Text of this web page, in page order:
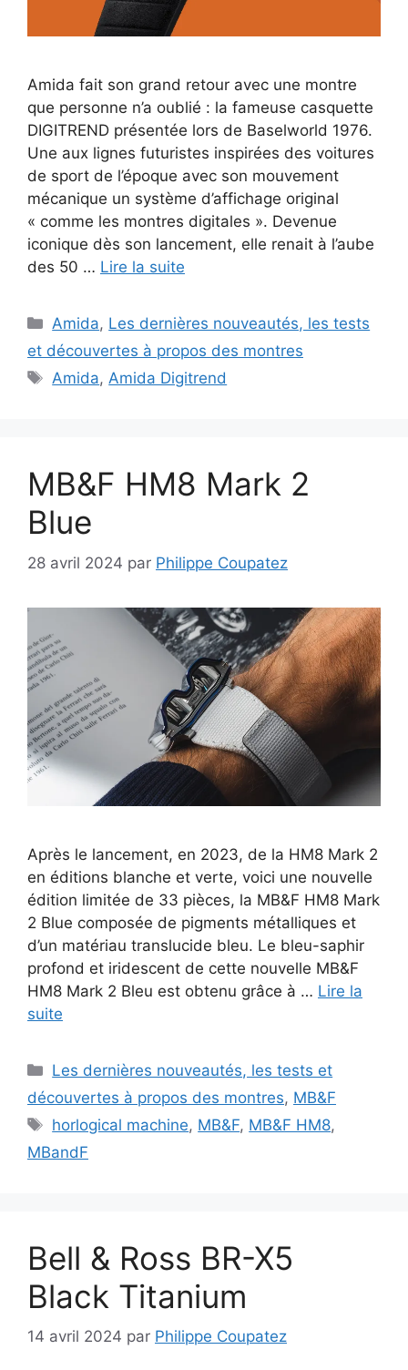
Amida fait son grand retour avec une montre
que personne n’a oublié : la fameuse casquette
DIGITREND présentée lors de Baselworld 1976.
Une aux lignes futuristes inspirées des voitures
de sport de l’époque avec son mouvement
mécanique un système d’affichage original
« comme les montres digitales ». Devenue
iconique dès son lancement, elle renait à l’aube
des 50 … Lire la suite
Catégories
Amida, Les dernières nouveautés, les tests
et découvertes à propos des montres
Étiquettes
Amida,Amida Digitrend
MB&F HM8 Mark 2
Blue
28 avril 2024 par Philippe Coupatez
Après le lancement, en 2023, de la HM8 Mark 2
en éditions blanche et verte, voici une nouvelle
édition limitée de 33 pièces, la MB&F HM8 Mark
2 Blue composée de pigments métalliques et
d’un matériau translucide bleu. Le bleu-saphir
profond et iridescent de cette nouvelle MB&F
HM8 Mark 2 Bleu est obtenu grâce à … Lire la
suite
Catégories
Les dernières nouveautés, les tests et
découvertes à propos des montres, MB&F
Étiquettes
horlogical machine, MB&F, MB&F HM8,
MBandF
Bell & Ross BR-X5
Black Titanium
14 avril 2024 par Philippe Coupatez